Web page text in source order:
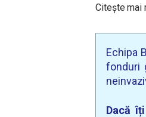
Citește mai
Echipa
fonduri
Dacă